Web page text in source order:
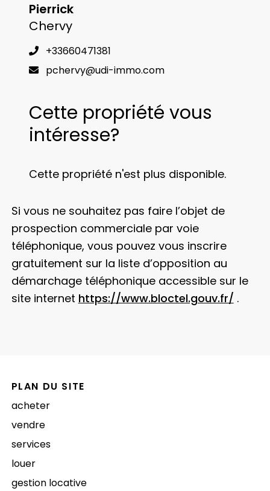
Pierrick
Chervy
+33660471381
pchervy@udi-immo.com
Cette propriété vous
intéresse?
Cette propriété n'est plus disponible.
Si vous ne souhaitez pas faire l’objet de
prospection commerciale par voie
téléphonique, vous pouvez vous inscrire
gratuitement sur la liste d’opposition au
démarchage téléphonique accessible sur le
site internet https://www.bloctel.gouv.fr/ .
PLAN DU SITE
acheter
vendre
services
louer
gestion locative